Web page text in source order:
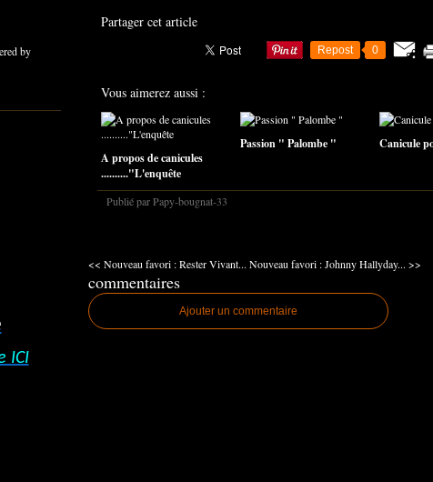
by
ICI
Partager cet article
Repost 0
Vous aimerez aussi :
A propos de canicules
.........."L'enquête
Passion " Palombe " Canicule
Publié par Papy-bougnat-33
<< Nouveau favori : Rester Vivant... Nouveau favori : Johnny Hallyday... >>
commentaires
Ajouter un commentaire